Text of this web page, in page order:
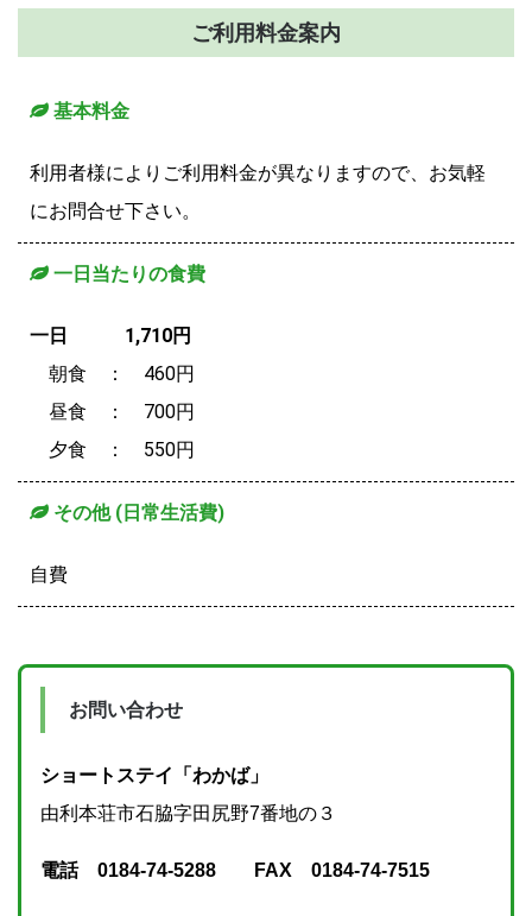
ご利用料金案内
基本料金
利用者様によりご利用料金が異なりますので、お気軽
にお問合せ下さい。
一日当たりの食費
一日 1,710円
朝食 ： 460円
昼食 ： 700円
夕食 ： 550円
その他 (日常生活費)
自費
お問い合わせ
ショートステイ「わかば」
由利本荘市石脇字田尻野7番地の３
電話 0184-74-5288 FAX 0184-74-7515